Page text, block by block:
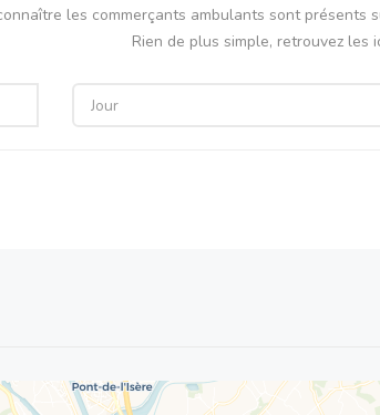
les commerçants ambulants sont présents
Rien de plus simple, retrouvez les
Jour